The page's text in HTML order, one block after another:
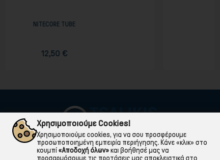
Χρησιμοποιούμε Cookies!
Χρησιμοποιούμε cookies, για να σου προσφέρουμε
προσωποποιημένη εμπειρία περιήγησης. Κάνε «κλικ» στο
κουμπί«Αποδοχή όλων»και βοήθησέ μας να
προσαρμόσουμε τις προτάσεις μας αποκλειστικά στο